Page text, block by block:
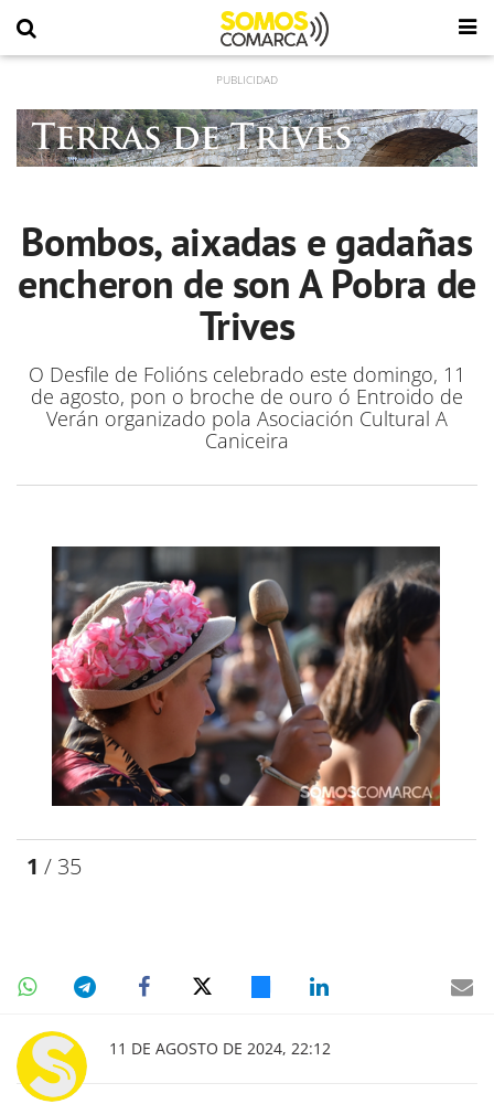
Bombos, aixadas e gadañas
encheron de son A Pobra de
Trives
O Desfile de Folións celebrado este domingo, 11
de agosto, pon o broche de ouro ó Entroido de
Verán organizado pola Asociación Cultural A
Caniceira
1 / 35
11 DE AGOSTO DE 2024, 22:12